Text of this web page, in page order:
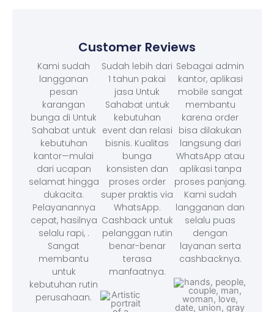
Customer Reviews
Kami sudah
langganan
pesan
karangan
bunga di Untuk
Sahabat untuk
kebutuhan
kantor—mulai
dari ucapan
selamat hingga
dukacita.
Pelayanannya
cepat, hasilnya
selalu rapi, .
Sangat
membantu
untuk
kebutuhan rutin
perusahaan.
Sudah lebih dari
1 tahun pakai
jasa Untuk
Sahabat untuk
kebutuhan
event dan relasi
bisnis. Kualitas
bunga
konsisten dan
proses order
super praktis via
WhatsApp.
Cashback untuk
pelanggan rutin
benar-benar
terasa
manfaatnya.
Sebagai admin
kantor, aplikasi
mobile sangat
membantu
karena order
bisa dilakukan
langsung dari
WhatsApp atau
aplikasi tanpa
proses panjang.
Kami sudah
langganan dan
selalu puas
dengan
layanan serta
cashbacknya.